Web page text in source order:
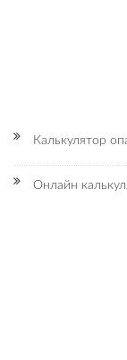
Калькулятор
Онлайн